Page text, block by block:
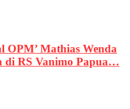
OPM’ Mathias Wenda
di RS Vanimo Papua…